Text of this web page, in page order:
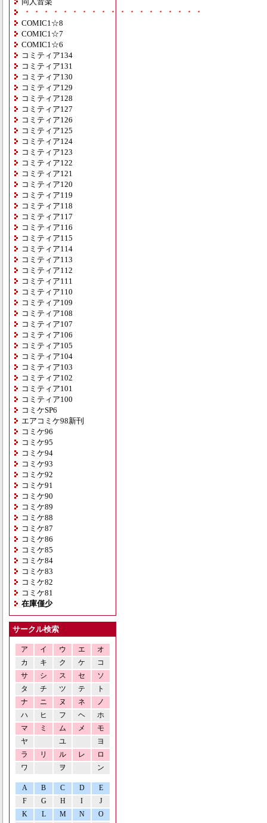
・・・・・・・・・・・・・・・・・・・
COMIC1☆8
COMIC1☆7
COMIC1☆6
コミティア134
コミティア131
コミティア130
コミティア129
コミティア128
コミティア127
コミティア126
コミティア125
コミティア124
コミティア123
コミティア122
コミティア121
コミティア120
コミティア119
コミティア118
コミティア117
コミティア116
コミティア115
コミティア114
コミティア113
コミティア112
コミティア111
コミティア110
コミティア109
コミティア108
コミティア107
コミティア106
コミティア105
コミティア104
コミティア103
コミティア102
コミティア101
コミティア100
コミケSP6
エアコミケ98新刊
コミケ96
コミケ95
コミケ94
コミケ93
コミケ92
コミケ91
コミケ90
コミケ89
コミケ88
コミケ87
コミケ86
コミケ85
コミケ84
コミケ83
コミケ82
コミケ81
在庫僅少
サークル検索
ア イ ウ エ
オ
カ
キ ク ケ
コ
サ
シ ス セ
ソ
タ
チ ツ テ
ト
ナ
ニ ヌ ネ
ノ
ハ
ヒ フ ヘ
ホ
マ
ミ ム メ
モ
ヤ
ユ
ヨ
ラ
リ ル レ
ロ
ワ
ヲ ン
A B C D
E
F
G H I
J
K
L M N O